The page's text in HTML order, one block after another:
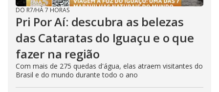
DO R7/HÁ 7 HORAS
Pri Por Aí: descubra as belezas
das Cataratas do Iguaçu e o que
fazer na região
Com mais de 275 quedas d'água, elas atraem visitantes do
Brasil e do mundo durante todo o ano